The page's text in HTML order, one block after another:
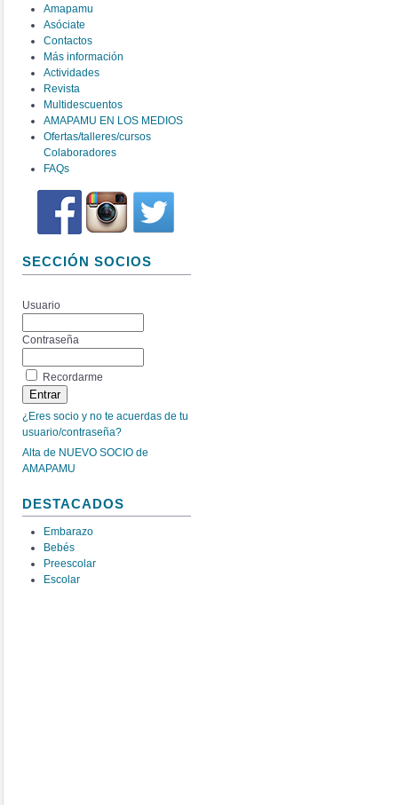
Amapamu
Asóciate
Contactos
Más información
Actividades
Revista
Multidescuentos
AMAPAMU EN LOS MEDIOS
Ofertas/talleres/cursos
Colaboradores
FAQs
SECCIÓN SOCIOS
Usuario
Contraseña
Recordarme
¿Eres socio y no te acuerdas de tu
usuario/contraseña?
Alta de NUEVO SOCIO de
AMAPAMU
DESTACADOS
Embarazo
Bebés
Preescolar
Escolar